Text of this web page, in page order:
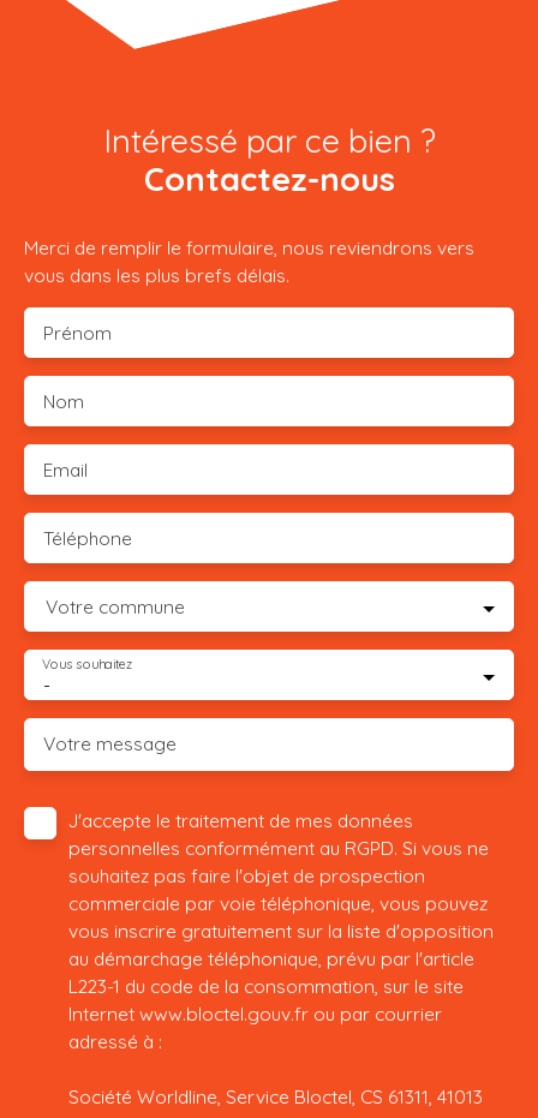
Intéressé par ce bien ?
Contactez-nous
Merci de remplir le formulaire, nous reviendrons vers
vous dans les plus brefs délais.
Prénom
Nom
Email
Téléphone
Votre commune
-
Vous souhaitez
Votre message
J'accepte le traitement de mes données
personnelles conformément au RGPD. Si vous ne
souhaitez pas faire l'objet de prospection
commerciale par voie téléphonique, vous pouvez
vous inscrire gratuitement sur la liste d'opposition
au démarchage téléphonique, prévu par l'article
L223-1 du code de la consommation, sur le site
Internet www.bloctel.gouv.fr ou par courrier
adressé à :
Société Worldline, Service Bloctel, CS 61311, 41013